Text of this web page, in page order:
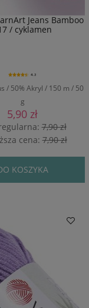
Jeans Bamboo
/ cyklamen
/ 50% Akryl / 150 m / 50
g
4.3
5,90 zł
7,90 zł
cena:7,90 zł
KOSZYKA